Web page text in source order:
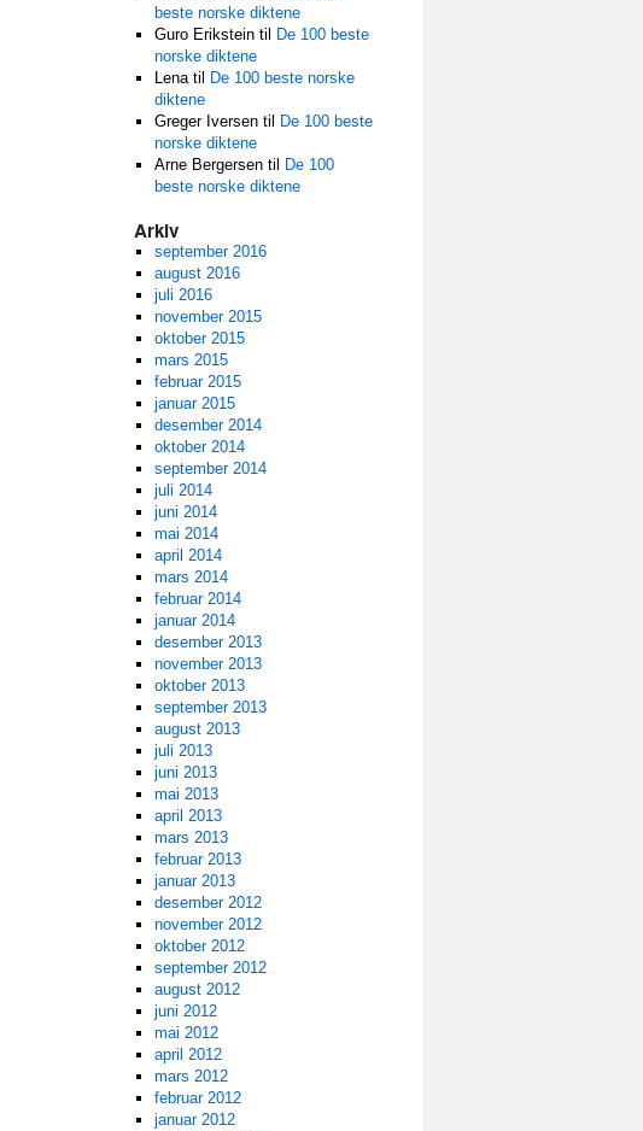
beste norske diktene
Guro Eriksteintil
De 100 beste
norske diktene
Lenatil
De 100 beste norske
diktene
Greger Iversentil
De 100 beste
norske diktene
Arne Bergersentil
De 100
beste norske diktene
Arkiv
september 2016
august 2016
juli 2016
november 2015
oktober 2015
mars 2015
februar 2015
januar 2015
desember 2014
oktober 2014
september 2014
juli 2014
juni 2014
mai 2014
april 2014
mars 2014
februar 2014
januar 2014
desember 2013
november 2013
oktober 2013
september 2013
august 2013
juli 2013
juni 2013
mai 2013
april 2013
mars 2013
februar 2013
januar 2013
desember 2012
november 2012
oktober 2012
september 2012
august 2012
juni 2012
mai 2012
april 2012
mars 2012
februar 2012
januar 2012